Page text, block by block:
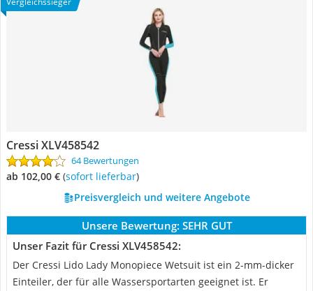
Cressi XLV458542
64 Bewertungen
ab 102,00 € ( Sofort lieferbar)
Preisvergleich und weitere Angebote
Unsere Bewertung: SEHR GUT
Unser Fazit für Cressi XLV458542:
Der Cressi Lido Lady Monopiece Wetsuit ist ein 2-mm-dicker
Einteiler, der für alle Wassersportarten geeignet ist. Er